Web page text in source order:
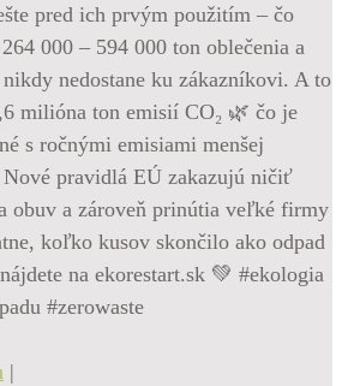
pred ich prvým použitím – čo
000 – 594 000 ton oblečenia a
nedostane ku zákazníkovi. A to
milióna ton emisií CO₂ 🌿 čo je
s ročnými emisiami menšej
pravidlá EÚ zakazujú ničiť
obuv a zároveň prinútia veľké firmy
koľko kusov skončilo ako odpad
na ekorestart.sk 💚 #ekologia
#zerowaste
|